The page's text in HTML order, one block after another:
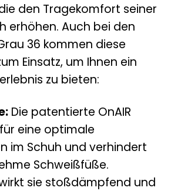
den Tragekomfort seiner
erhöhen. Auch bei den
36 kommen diese
Einsatz, um Ihnen ein
zu bieten:
Die patentierte OnAIR
eine optimale
im Schuh und verhindert
Schweißfüße.
sie stoßdämpfend und